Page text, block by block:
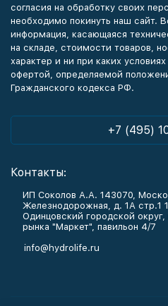
согласия на обработку своих
необходимо покинуть наш сайт.
информация, касающаяся
на складе, стоимости товаров,
характер и ни при каких
офертой, определяемой
Гражданского кодекса РФ.
+7 (495)
Контакты:
ИП Соколов А.А. 143070,
Железнодорожная, д. 1А стр.1
Одинцовский городской
рынка "Маркет", павильон 4/7
info@hydrolife.ru